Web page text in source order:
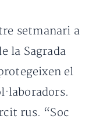
setmanari a
la Sagrada
el
rus. “Soc